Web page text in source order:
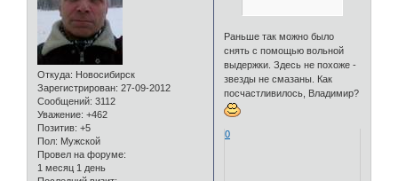
Откуда: Новосибирск
Зарегистрирован: 27-09-2012
Сообщений: 3112
Уважение: +462
Позитив: +5
Пол: Мужской
Провел на форуме:
1 месяц 1 день
Раньше так можно было
снять с помощью вольной
выдержки. Здесь не похоже -
звезды не смазаны. Как
посчастливилось, Владимир?
0